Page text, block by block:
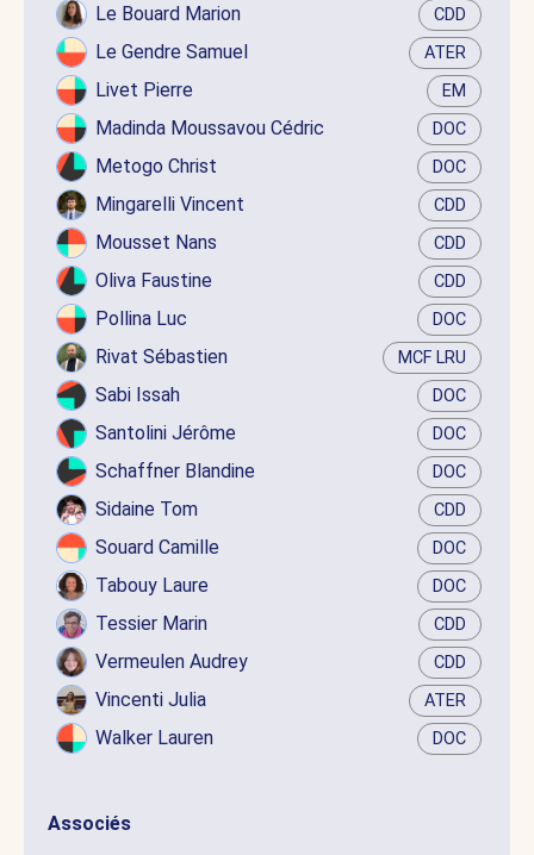
Le Bouard Marion CDD
Le Gendre Samuel ATER
Livet Pierre EM
Madinda Moussavou Cédric DOC
Metogo Christ DOC
Mingarelli Vincent CDD
Mousset Nans CDD
Oliva Faustine CDD
Pollina Luc DOC
Rivat Sébastien MCF LRU
Sabi Issah DOC
Santolini Jérôme DOC
Schaffner Blandine DOC
Sidaine Tom CDD
Souard Camille DOC
Tabouy Laure DOC
Tessier Marin CDD
Vermeulen Audrey CDD
Vincenti Julia ATER
Walker Lauren DOC
Associés